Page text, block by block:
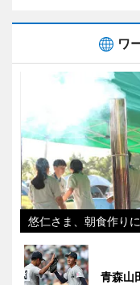
ワ
悠仁さま、朝食作り
青森山